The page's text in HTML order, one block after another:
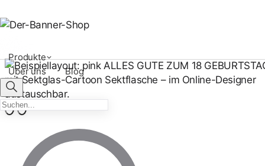
Produkte
Über uns
Blog